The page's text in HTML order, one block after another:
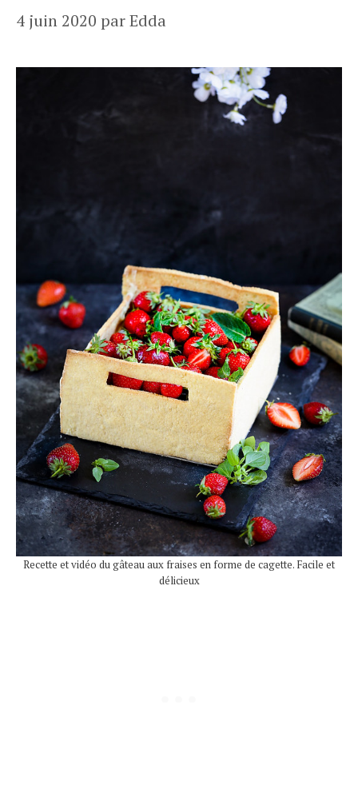
4 juin 2020 parEdda
Recette et vidéo du gâteau aux fraises en forme de cagette. Facile et
délicieux